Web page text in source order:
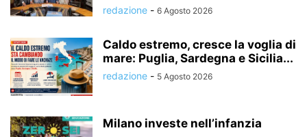
redazione - 6 Agosto 2026
Caldo estremo, cresce la voglia di
mare: Puglia, Sardegna e Sicilia...
redazione - 5 Agosto 2026
Milano investe nell’infanzia